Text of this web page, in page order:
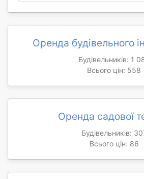
Оренда будівельного
Будівельників: 1
Всього цін: 558
Оренда садової
Будівельників:
Всього цін: 86